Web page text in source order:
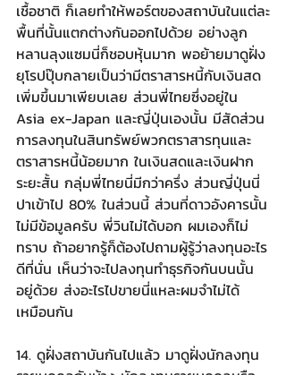
เชื้อชาติ ก็เลยทำให้พอร์ตของสถาบันในแต่ละ
พื้นที่นั้นแตกต่างกันออกไปด้วย อย่างลูก
หลานลุงแซมนี่ก็ชอบหุ้นมาก พอย้ายมาดูฝั่ง
ยุโรปปุ๊บกลายเป็นว่ามีตราสารหนี้กับเงินสด
เพิ่มขึ้นมาเพียบเลย ส่วนพี่ไทยซึ่งอยู่ใน
Asia ex-Japan และญี่ปุ่นเองนั้น มีสัดส่วน
การลงทุนในสินทรัพย์พวกตราสารทุนและ
ตราสารหนี้น้อยมาก ในเงินสดและเงินฝาก
ระยะสั้น กลุ่มพี่ไทยนี่มีกว่าครึ่ง ส่วนญี่ปุ่นนี่
ปาเข้าไป 80% ในส่วนนี้ ส่วนที่ดาวอังคารนั้น
ไม่มีข้อมูลครับ พี่วินไม่ได้บอก ผมเองก็ไม่
ทราบ ถ้าอยากรู้ก็ต้องไปถามผู้รู้ว่าลงทุนอะไร
ดีที่นั่น เห็นว่าจะไปลงทุนทำธุรกิจกันบนนั้น
อยู่ด้วย ส่งอะไรไปขายนี่แหละผมจำไม่ได้
เหมือนกัน
14. ดูฝั่งสถาบันกันไปแล้ว มาดูฝั่งนักลงทุน